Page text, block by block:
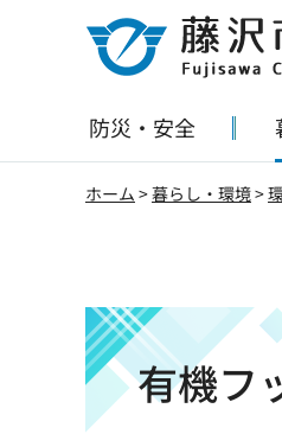
藤沢市
防災・安全
ホーム >暮らし・環境>
有機フ